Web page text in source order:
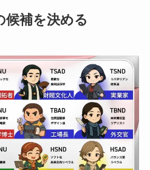
候補を決める